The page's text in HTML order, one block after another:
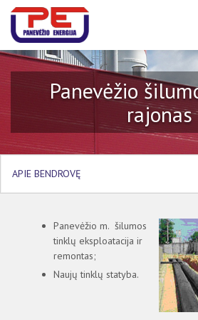
Apie bendrovę
Energijos išteklių pirkimai
Šilumos ir karšto
Šilumos suvartojimas
Panevėžio
rajonas
APIE BENDROVĘ
Bendrovės istorija
Struktūra ir kontaktai
Lūkesčių raštas
Panevėžio m. šilumos
tinklų eksploatacija ir
remontas;
Naujų tinklų statyba.